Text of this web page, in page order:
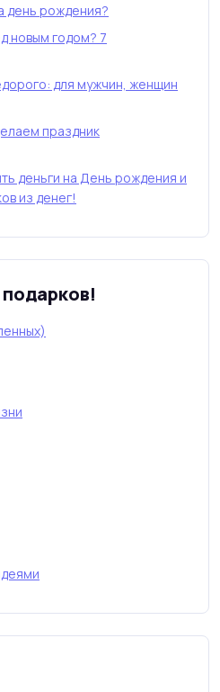
день рождения?
новым годом? 7
для мужчин, женщин
праздник
деньги на День рождения и
из денег!